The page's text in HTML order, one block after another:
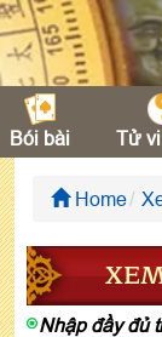
Bói bài Tử
Home
Nhập đầy đủ